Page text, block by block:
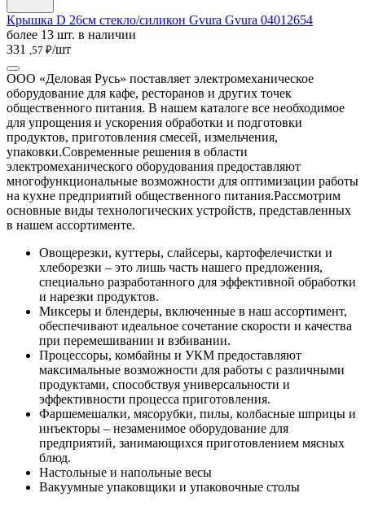
Крышка D 26см стекло/силикон Gvura Gvura 04012654
более 13 шт. в наличии
331
,57 ₽/шт
ООО «Деловая Русь» поставляет электромеханическое
оборудование для кафе, ресторанов и других точек
общественного питания. В нашем каталоге все необходимое
для упрощения и ускорения обработки и подготовки
продуктов, приготовления смесей, измельчения,
упаковки.Современные решения в области
электромеханического оборудования предоставляют
многофункциональные возможности для оптимизации работы
на кухне предприятий общественного питания.Рассмотрим
основные виды технологических устройств, представленных
в нашем ассортименте.
Овощерезки, куттеры, слайсеры, картофелечистки и
хлеборезки – это лишь часть нашего предложения,
специально разработанного для эффективной обработки
и нарезки продуктов.
Миксеры и блендеры, включенные в наш ассортимент,
обеспечивают идеальное сочетание скорости и качества
при перемешивании и взбивании.
Процессоры, комбайны и УКМ предоставляют
максимальные возможности для работы с различными
продуктами, способствуя универсальности и
эффективности процесса приготовления.
Фаршемешалки, мясорубки, пилы, колбасные шприцы и
инъекторы – незаменимое оборудование для
предприятий, занимающихся приготовлением мясных
блюд.
Настольные и напольные весы
Вакуумные упаковщики и упаковочные столы